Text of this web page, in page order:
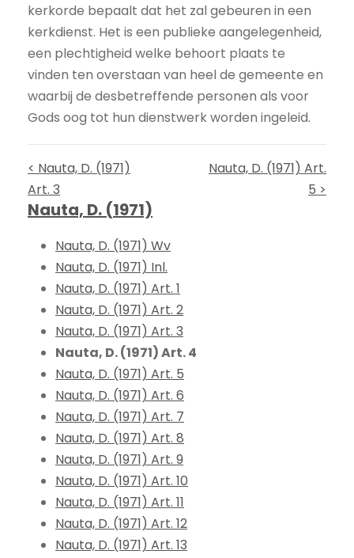
kerkorde bepaalt dat het zal gebeuren in een
kerkdienst. Het is een publieke aangelegenheid,
een plechtigheid welke behoort plaats te
vinden ten overstaan van heel de gemeente en
waarbij de desbetreffende personen als voor
Gods oog tot hun dienstwerk worden ingeleid.
< Nauta, D. (1971)
Art. 3
Nauta, D. (1971) Art.
5 >
Nauta, D. (1971)
Nauta, D. (1971) Wv
Nauta, D. (1971) Inl.
Nauta, D. (1971) Art. 1
Nauta, D. (1971) Art. 2
Nauta, D. (1971) Art. 3
Nauta, D. (1971) Art. 4
Nauta, D. (1971) Art. 5
Nauta, D. (1971) Art. 6
Nauta, D. (1971) Art. 7
Nauta, D. (1971) Art. 8
Nauta, D. (1971) Art. 9
Nauta, D. (1971) Art. 10
Nauta, D. (1971) Art. 11
Nauta, D. (1971) Art. 12
Nauta, D. (1971) Art. 13